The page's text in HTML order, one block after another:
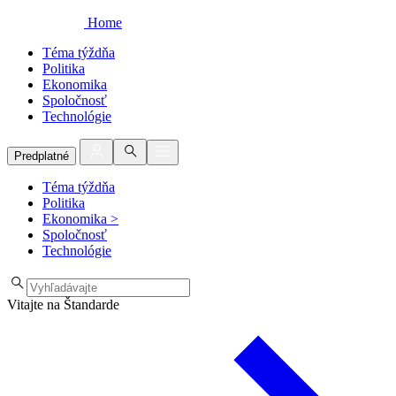
Home
Téma týždňa
Politika
Ekonomika
Spoločnosť
Technológie
Predplatné
Téma týždňa
Politika
Ekonomika >
Spoločnosť
Technológie
Vitajte na Štandarde